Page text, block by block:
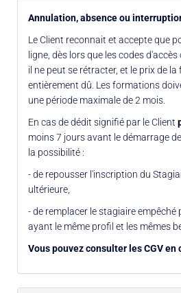
Annulation, absence ou
Le Client reconnait et accepte que
ligne, dès lors que les codes
il ne peut se rétracter, et le prix de
entièrement dû. Les formations
une période maximale de 2 mois.
En cas de dédit signifié par le Client
moins 7 jours avant le démarrage
la possibilité :
- de repousser l'inscription du
ultérieure,
- de remplacer le stagiaire
ayant le même profil et les mêmes
Vous pouvez consulter les CGV en